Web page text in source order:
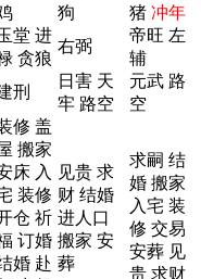
狗 猪 冲年
堂 进
贪狼
右弼
帝旺 左
辅
刑
日害 天
牢 路空
元武 路
空
修 盖
搬家
床 入
装修
仓 祈
订婚
婚 赴
见贵 求
财 结婚
进人口
搬家 安
葬
求嗣 结
婚 搬家
入宅 装
修 交易
安葬 见
贵 求财